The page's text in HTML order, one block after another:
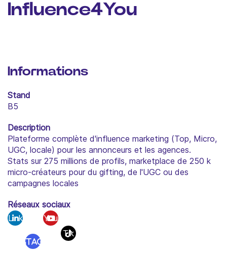
Influence4You
Informations
Stand
B5
Description
Plateforme complète d'influence marketing (Top, Micro,
UGC, locale) pour les annonceurs et les agences.
Stats sur 275 millions de profils, marketplace de 250 k
micro-créateurs pour du gifting, de l'UGC ou des
campagnes locales
Réseaux sociaux
Link
Instagram
You
Tik